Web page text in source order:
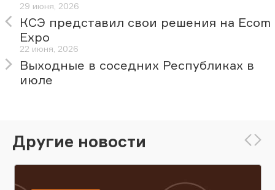
29 июня, 2026
КСЭ представил свои решения на Ecom
Expo
22 июня, 2026
Выходные в соседних Республиках в
июле
Другие новости